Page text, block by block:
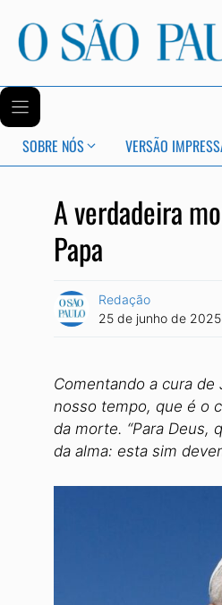
SOBRE NÓS VERSÃO
A verdadeira
Papa
Redação
25 de junho de 2025
Comentando a cura
nosso tempo, que é o
da morte. “Para Deus,
da alma: esta sim